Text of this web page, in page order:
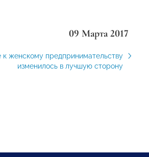
09 Марта 2017
женскому предпринимательству
изменилось в лучшую сторону